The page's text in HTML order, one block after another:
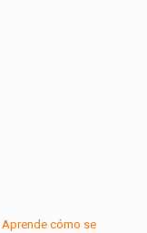
Aprende cómo se